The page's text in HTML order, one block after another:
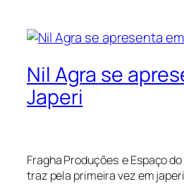
Nil Agra se
Japeri
Fragha Produções e Espaço
traz pela primeira vez em